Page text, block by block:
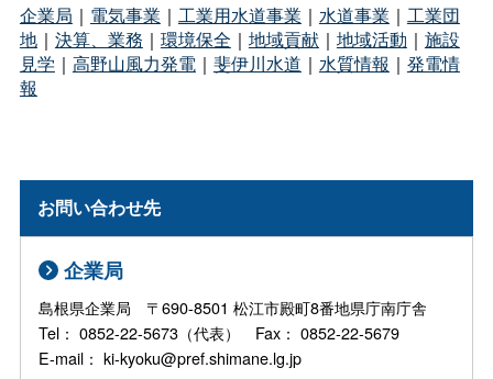
企業局 ｜ 電気事業 ｜ 工業用水道事業 ｜ 水道事業 ｜ 工業団
地｜ 決算、業務 ｜ 環境保全 ｜ 地域貢献｜ 地域活動 ｜ 施設
見学 ｜ 高野山風力発電｜ 斐伊川水道 ｜ 水質情報 ｜ 発電情
報
お問い合わせ先
企業局
島根県企業局 〒690-8501 松江市殿町8番地県庁南庁舎
Tel： 0852-22-5673（代表） Fax： 0852-22-5679
E-mail： ki-kyoku@pref.shimane.lg.jp